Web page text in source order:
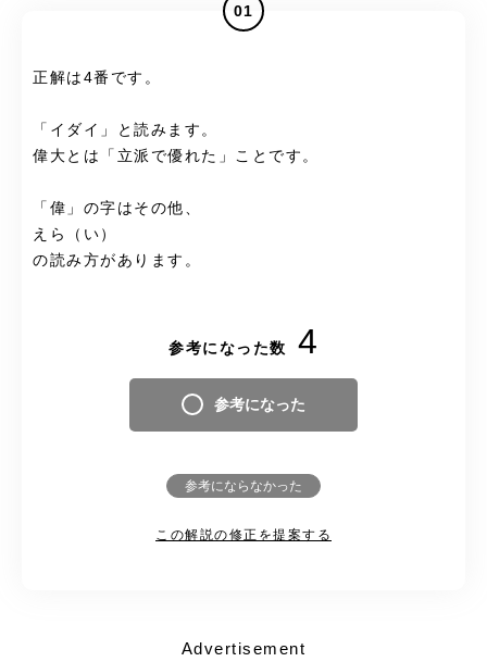
01
正解は4番です。
「イダイ」と読みます。
偉大とは「立派で優れた」ことです。
「偉」の字はその他、
えら（い）
の読み方があります。
参考になった数 4
参考になった
参考にならなかった
この解説の修正を提案する
Advertisement